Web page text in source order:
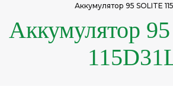
Аккумулятор 95 SOLITE
Аккумулятор